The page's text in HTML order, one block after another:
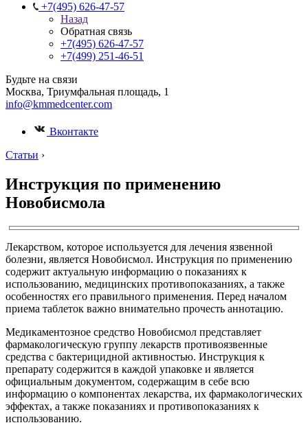
+7(495) 626-47-57
Назад
Обратная связь
+7(495) 626-47-57
+7(499) 251-46-51
Будьте на связи
Москва, Триумфальная площадь, 1
info@kmmedcenter.com
Вконтакте
Статьи ›
Инструкция по применению
Новобисмола
Лекарством, которое используется для лечения язвенной
болезни, является Новобисмол. Инструкция по применению
содержит актуальную информацию о показаниях к
использованию, медицинских противопоказаниях, а также
особенностях его правильного применения. Перед началом
приема таблеток важно внимательно прочесть аннотацию.
Медикаментозное средство Новобисмол представляет
фармакологическую группу лекарств противоязвенные
средства с бактерицидной активностью. Инструкция к
препарату содержится в каждой упаковке и является
официальным документом, содержащим в себе всю
информацию о компонентах лекарства, их фармакологических
эффектах, а также показаниях и противопоказаниях к
использованию.